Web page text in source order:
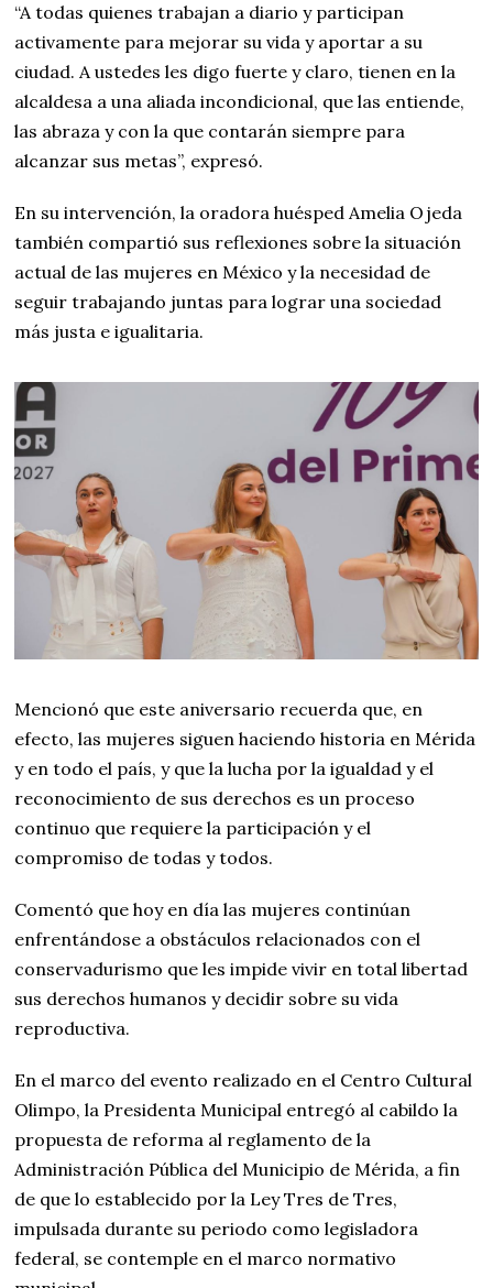
“A todas quienes trabajan a diario y participan
activamente para mejorar su vida y aportar a su
ciudad. A ustedes les digo fuerte y claro, tienen en la
alcaldesa a una aliada incondicional, que las entiende,
las abraza y con la que contarán siempre para
alcanzar sus metas”, expresó.
En su intervención, la oradora huésped Amelia Ojeda
también compartió sus reflexiones sobre la situación
actual de las mujeres en México y la necesidad de
seguir trabajando juntas para lograr una sociedad
más justa e igualitaria.
Mencionó que este aniversario recuerda que, en
efecto, las mujeres siguen haciendo historia en Mérida
y en todo el país, y que la lucha por la igualdad y el
reconocimiento de sus derechos es un proceso
continuo que requiere la participación y el
compromiso de todas y todos.
Comentó que hoy en día las mujeres continúan
enfrentándose a obstáculos relacionados con el
conservadurismo que les impide vivir en total libertad
sus derechos humanos y decidir sobre su vida
reproductiva.
En el marco del evento realizado en el Centro Cultural
Olimpo, la Presidenta Municipal entregó al cabildo la
propuesta de reforma al reglamento de la
Administración Pública del Municipio de Mérida, a fin
de que lo establecido por la Ley Tres de Tres,
impulsada durante su periodo como legisladora
federal, se contemple en el marco normativo